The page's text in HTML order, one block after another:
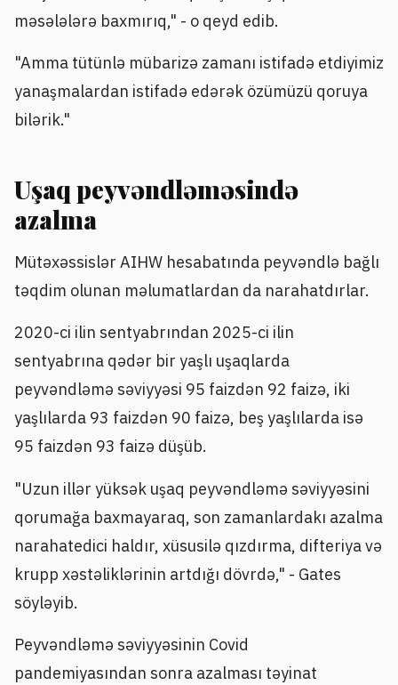
məsələlərə baxmırıq," - o qeyd edib.
"Amma tütünlə mübarizə zamanı istifadə etdiyimiz
yanaşmalardan istifadə edərək özümüzü qoruya
bilərik."
Uşaq peyvəndləməsində
azalma
Mütəxəssislər AIHW hesabatında peyvəndlə bağlı
təqdim olunan məlumatlardan da narahatdırlar.
2020-ci ilin sentyabrından 2025-ci ilin
sentyabrına qədər bir yaşlı uşaqlarda
peyvəndləmə səviyyəsi 95 faizdən 92 faizə, iki
yaşlılarda 93 faizdən 90 faizə, beş yaşlılarda isə
95 faizdən 93 faizə düşüb.
"Uzun illər yüksək uşaq peyvəndləmə səviyyəsini
qorumağa baxmayaraq, son zamanlardakı azalma
narahatedici haldır, xüsusilə qızdırma, difteriya və
krupp xəstəliklərinin artdığı dövrdə," - Gates
söyləyib.
Peyvəndləmə səviyyəsinin Covid
pandemiyasından sonra azalması təyinat